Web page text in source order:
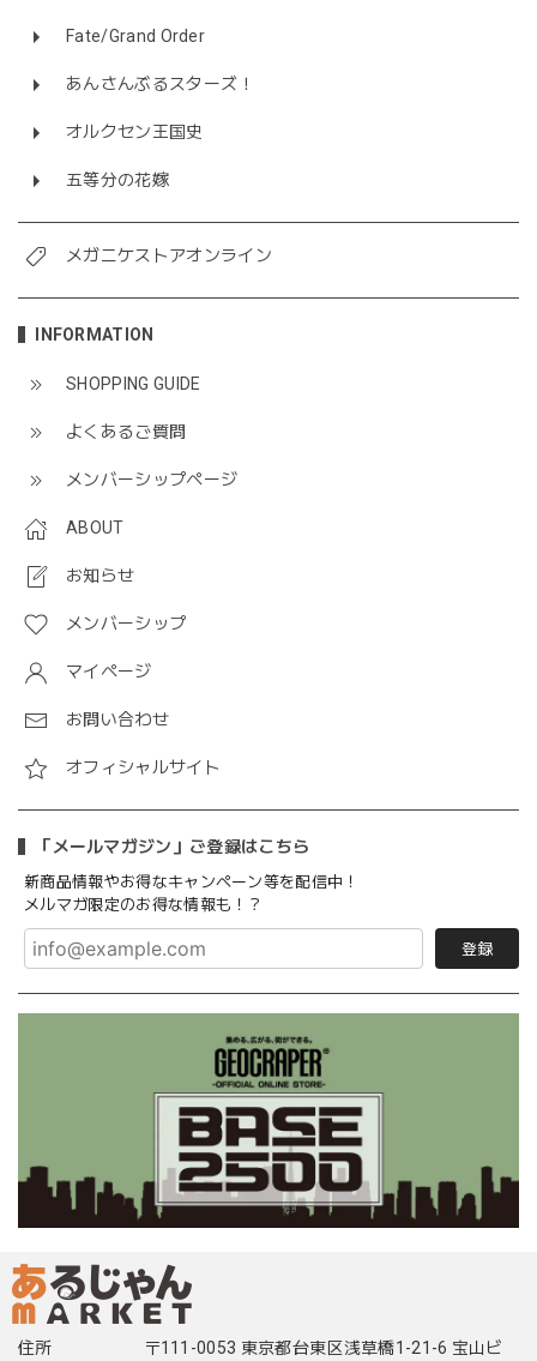
Fate/Grand Order
あんさんぶるスターズ！
オルクセン王国史
五等分の花嫁
メガニケストアオンライン
INFORMATION
SHOPPING GUIDE
よくあるご質問
メンバーシップページ
ABOUT
お知らせ
メンバーシップ
マイページ
お問い合わせ
オフィシャルサイト
「メールマガジン」ご登録はこちら
新商品情報やお得なキャンペーン等を配信中！
メルマガ限定のお得な情報も！？
登録
住所
〒111-0053 東京都台東区浅草橋1-21-6 宝山ビ